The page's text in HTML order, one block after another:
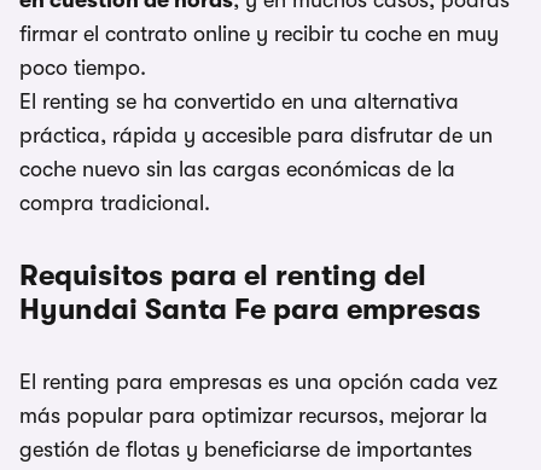
firmar el contrato online y recibir tu coche en muy
poco tiempo.
El renting se ha convertido en una alternativa
práctica, rápida y accesible para disfrutar de un
coche nuevo sin las cargas económicas de la
compra tradicional.
Requisitos para el renting del
Hyundai Santa Fe para empresas
El renting para empresas es una opción cada vez
más popular para optimizar recursos, mejorar la
gestión de flotas y beneficiarse de importantes